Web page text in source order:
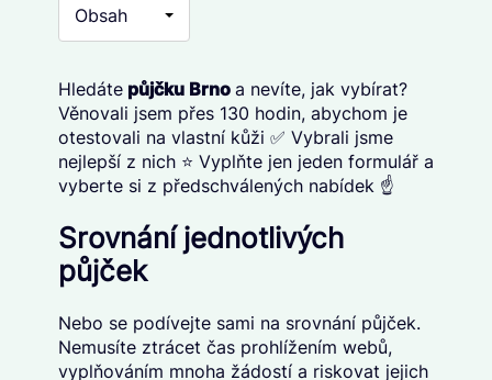
Obsah
Hledátepůjčku Brno a nevíte, jak vybírat?
Věnovali jsem přes 130 hodin, abychom je
otestovali na vlastní kůži ✅ Vybrali jsme
nejlepší z nich ⭐ Vyplňte jen jeden formulář a
vyberte si z předschválených nabídek ☝️
Srovnání jednotlivých
půjček
Nebo se podívejte sami na srovnání půjček.
Nemusíte ztrácet čas prohlížením webů,
vyplňováním mnoha žádostí a riskovat jejich